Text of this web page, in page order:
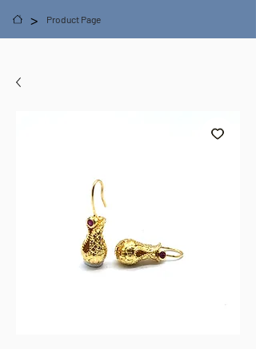
> Product Page